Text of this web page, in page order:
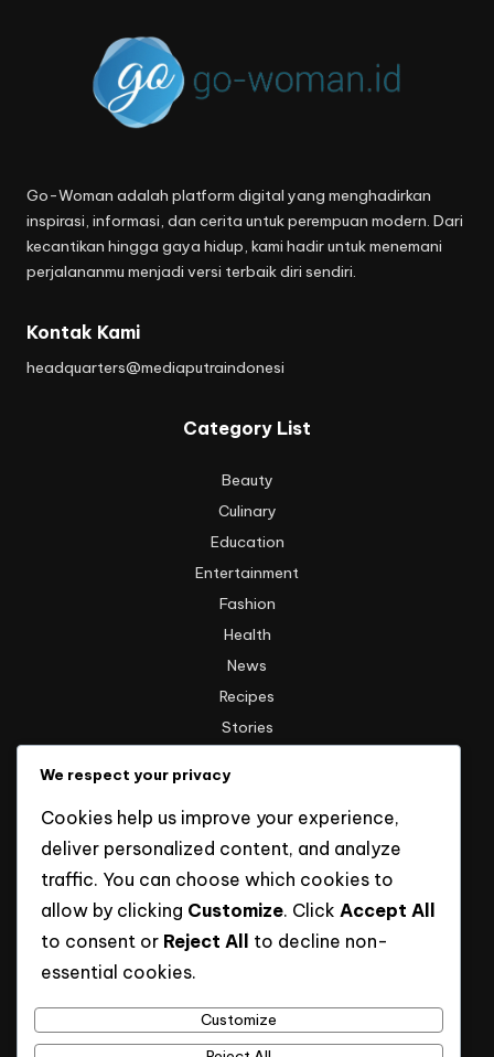
Go-Woman adalah platform digital yang menghadirkan
inspirasi, informasi, dan cerita untuk perempuan modern. Dari
kecantikan hingga gaya hidup, kami hadir untuk menemani
perjalananmu menjadi versi terbaik diri sendiri.
Kontak Kami
headquarters@mediaputraindonesi
Category List
Beauty
Culinary
Education
Entertainment
Fashion
Health
News
Recipes
Stories
Travel
Uncategorized
Hak Cipta
Kebijakan Privasi
Tentang Kami
We respect your privacy
Cookies help us improve your experience,
deliver personalized content, and analyze
traffic. You can choose which cookies to
allow by clicking Customize. Click Accept All
to consent or Reject All
to decline non-
essential cookies.
Customize